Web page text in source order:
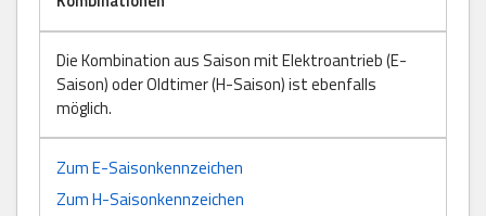
Die Kombination aus Saison mit Elektroantrieb (E-
Saison) oder Oldtimer (H-Saison) ist ebenfalls
möglich.
Zum E-Saisonkennzeichen
Zum H-Saisonkennzeichen